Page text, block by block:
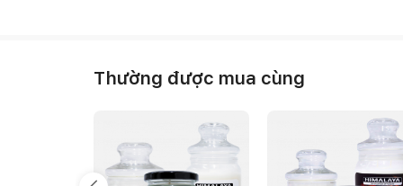
Thường được mua cùng